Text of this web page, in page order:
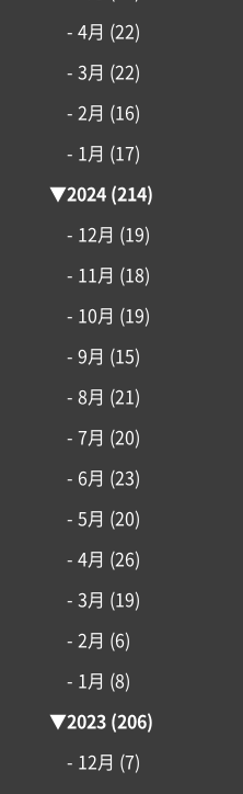
土地情報
インフォメーション
- 4月 (22)
- 3月 (22)
- 2月 (16)
- 1月 (17)
▼2024(214)
- 12月 (19)
- 11月 (18)
- 10月 (19)
- 9月 (15)
- 8月 (21)
- 7月 (20)
- 6月 (23)
- 5月 (20)
- 4月 (26)
- 3月 (19)
- 2月 (6)
- 1月 (8)
▼2023(206)
- 12月 (7)